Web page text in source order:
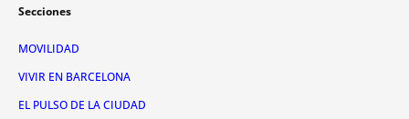
Secciones
MOVILIDAD
VIVIR EN BARCELONA
EL PULSO DE LA CIUDAD